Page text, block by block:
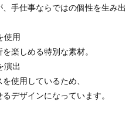
手仕事ならではの個性を生み出
使用
楽しめる特別な素材。
演出
使用しているため、
デザインになっています。